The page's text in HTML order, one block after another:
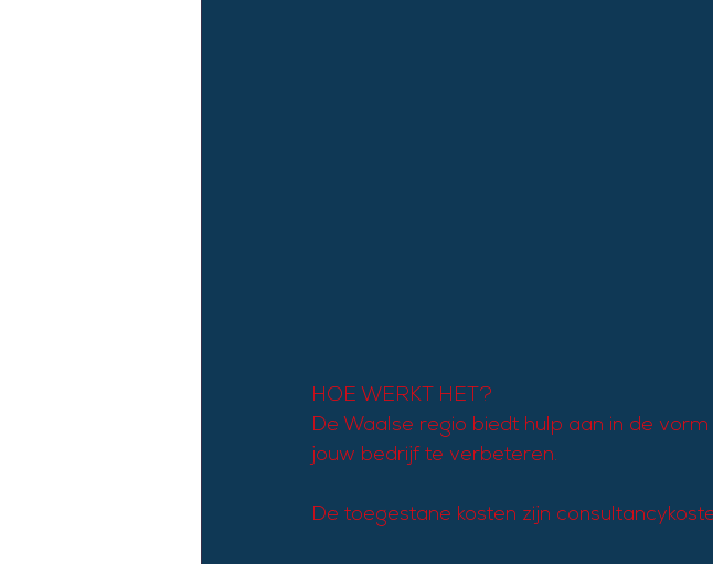
HOE WERKT HET?
De Waalse regio biedt hulp aan in de
jouw bedrijf te verbeteren.
De toegestane kosten zijn